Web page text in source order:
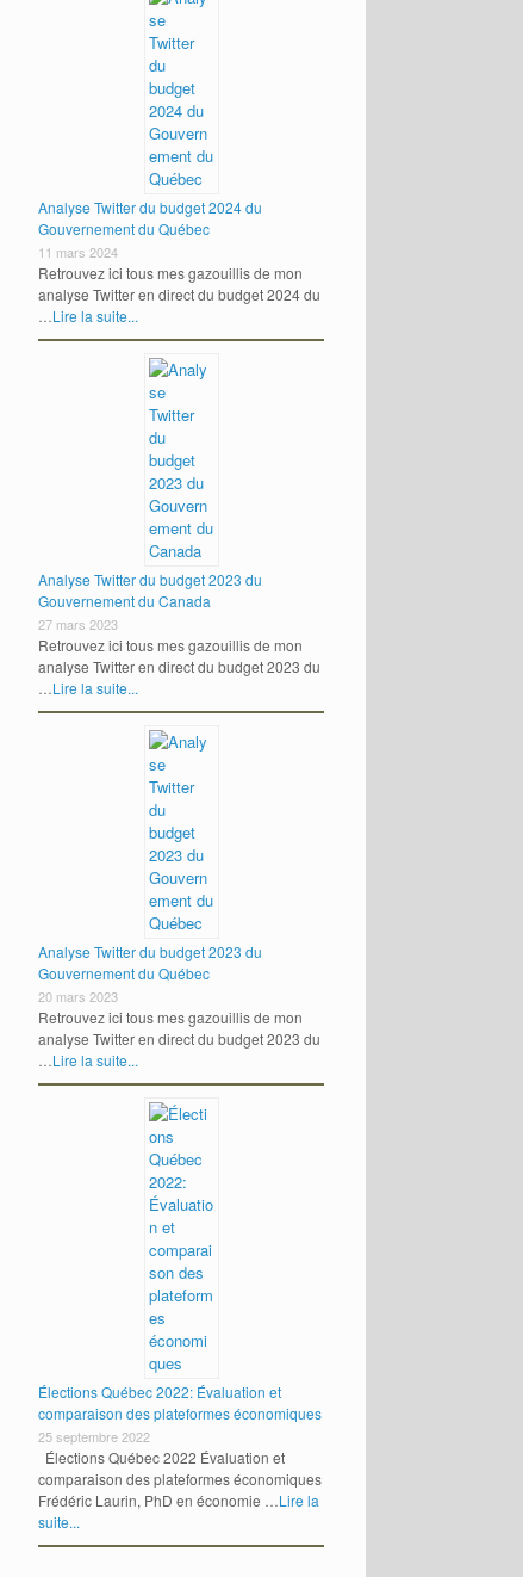
Analyse Twitter du budget 2024 du
Gouvernement du Québec
11 mars 2024
Retrouvez ici tous mes gazouillis de mon
analyse Twitter en direct du budget 2024 du
…Lire la suite...
Analyse Twitter du budget 2023 du
Gouvernement du Canada
27 mars 2023
Retrouvez ici tous mes gazouillis de mon
analyse Twitter en direct du budget 2023 du
…Lire la suite...
Analyse Twitter du budget 2023 du
Gouvernement du Québec
20 mars 2023
Retrouvez ici tous mes gazouillis de mon
analyse Twitter en direct du budget 2023 du
…Lire la suite...
Élections Québec 2022: Évaluation et
comparaison des plateformes économiques
25 septembre 2022
Élections Québec 2022 Évaluation et
comparaison des plateformes économiques
Frédéric Laurin, PhD en économie …Lire la
suite...